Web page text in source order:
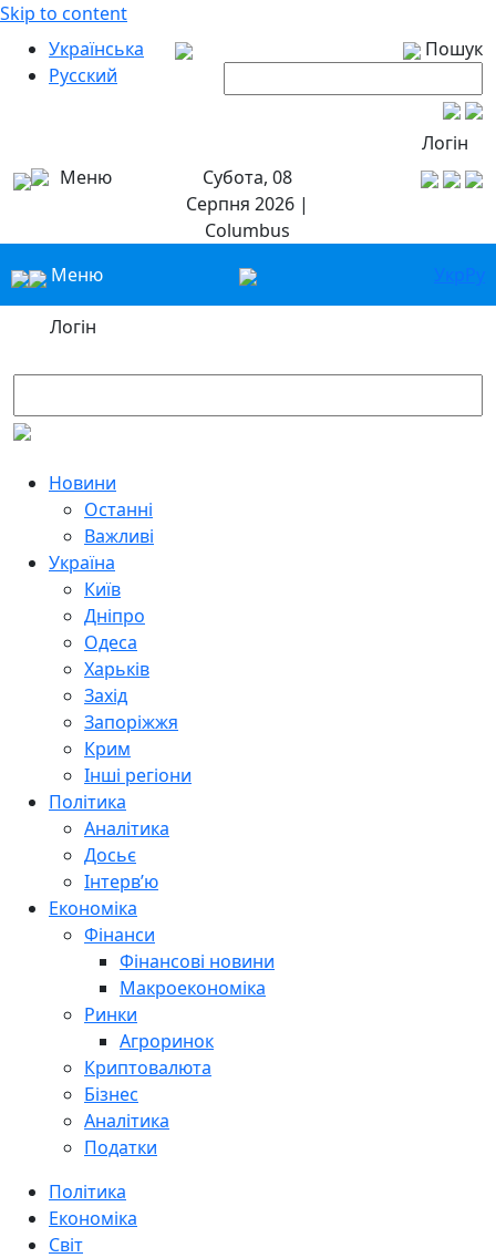
Skip to content
Українська
Русский
Пошук
Логін
Меню
Субота, 08
Серпня 2026 |
Columbus
Меню
УкрРу
Логін
Новини
Останні
Важливі
Україна
Київ
Дніпро
Одеса
Харьків
Захід
Запоріжжя
Крим
Інші регіони
Політика
Аналітика
Досьє
Інтерв’ю
Економіка
Фінанси
Фінансові новини
Макроекономіка
Ринки
Агроринок
Криптовалюта
Бізнес
Аналітика
Податки
Політика
Економіка
Світ